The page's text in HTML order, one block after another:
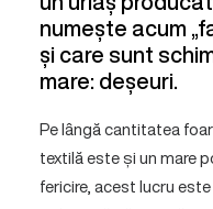
numește acum
și care sunt
mare: deșeuri.
Pe lângă cantitatea
textilă este și un mare
fericire, acest lucru